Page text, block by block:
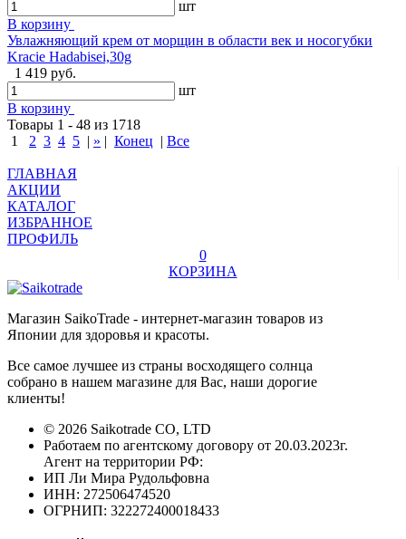
шт
В корзину
Увлажняющий крем от морщин в области век и носогубки
Kracie Hadabisei,30g
1 419 руб.
шт
В корзину
Товары 1 - 48 из 1718
1
2 3 4 5 | » | Конец | Все
ГЛАВНАЯ
АКЦИИ
КАТАЛОГ
ИЗБРАННОЕ
ПРОФИЛЬ
0
КОРЗИНА
Магазин SaikoTrade - интернет-магазин товаров из
Японии для здоровья и красоты.
Все самое лучшее из страны восходящего солнца
собрано в нашем магазине для Вас, наши дорогие
клиенты!
© 2026 Saikotrade CO, LTD
Работаем по агентскому договору от 20.03.2023г.
Агент на территории РФ:
ИП Ли Мира Рудольфовна
ИНН: 272506474520
ОГРНИП: 322272400018433